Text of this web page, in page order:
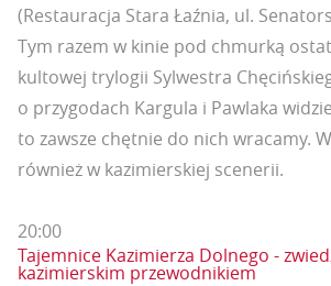
(Restauracja Stara Łaźnia, ul.
Tym razem w kinie pod chmurką
kultowej trylogii Sylwestra
o przygodach Kargula i Pawlaka
to zawsze chętnie do nich wracamy.
również w kazimierskiej scenerii.
20:00
Tajemnice Kazimierza Dolnego -
kazimierskim przewodnikiem